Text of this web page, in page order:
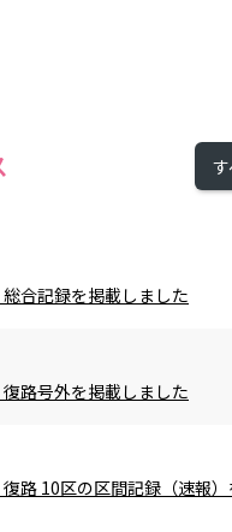
合記録を掲載しました
路号外を掲載しました
路 10区の区間記録（速報